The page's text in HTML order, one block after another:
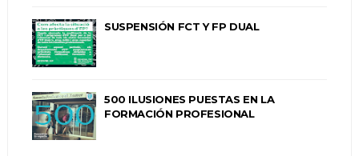
SUSPENSIÓN FCT Y FP DUAL
500 ILUSIONES PUESTAS EN LA
FORMACIÓN PROFESIONAL